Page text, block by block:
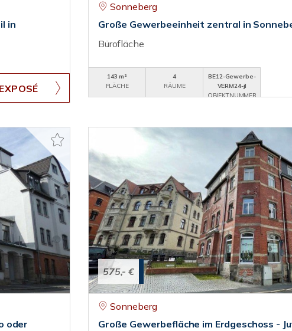
in
Sonneberg
Große Gewerbeeinheit zentral in
Bürofläche
143 m²
FLÄCHE
4
RÄUME
BE12-Gewerbe-
VERM24-jl
OBJEKTNUMMER
oder
575,- €
Sonneberg
Große Gewerbefläche im Erdgeschoss -